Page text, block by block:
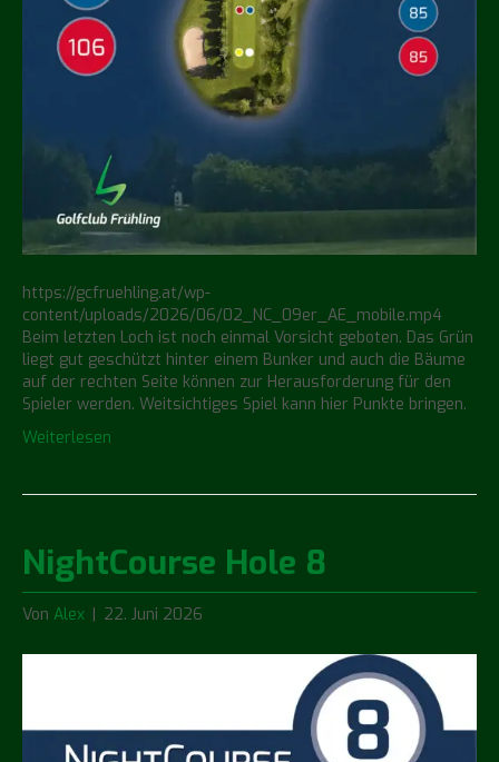
https://gcfruehling.at/wp-
content/uploads/2026/06/02_NC_09er_AE_mobile.mp4
Beim letzten Loch ist noch einmal Vorsicht geboten. Das Grün
liegt gut geschützt hinter einem Bunker und auch die Bäume
auf der rechten Seite können zur Herausforderung für den
Spieler werden. Weitsichtiges Spiel kann hier Punkte bringen.
Weiterlesen
NightCourse Hole 8
Von Alex 22. Juni 2026